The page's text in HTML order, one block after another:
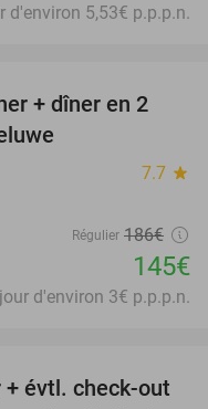
d'environ 5,53€ p.p.p.n.
22%
+ dîner en 2
7.7 star
Régulier 186€
145€
d'environ 3€ p.p.p.n.
38%
évtl. check-out